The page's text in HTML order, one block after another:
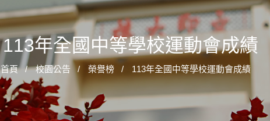
113年全國中等學校運動會成績
首頁 校園公告 榮譽榜 113年全國中等學校運動會成績